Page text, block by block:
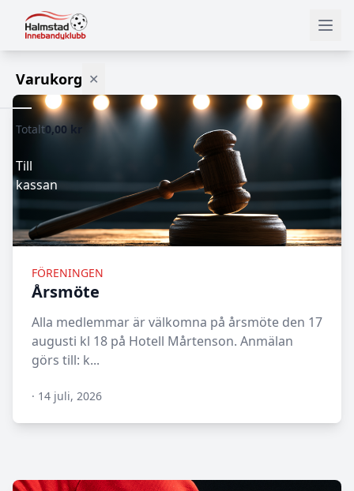
Varukorg ✕
Varukorgen
tom.
Totalt0,00 kr
Till
kassan
FÖRENINGEN
Årsmöte
Alla medlemmar är välkomna på årsmöte den 17
augusti kl 18 på Hotell Mårtenson. Anmälan
görs till: k...
N/A
· 14 juli, 2026